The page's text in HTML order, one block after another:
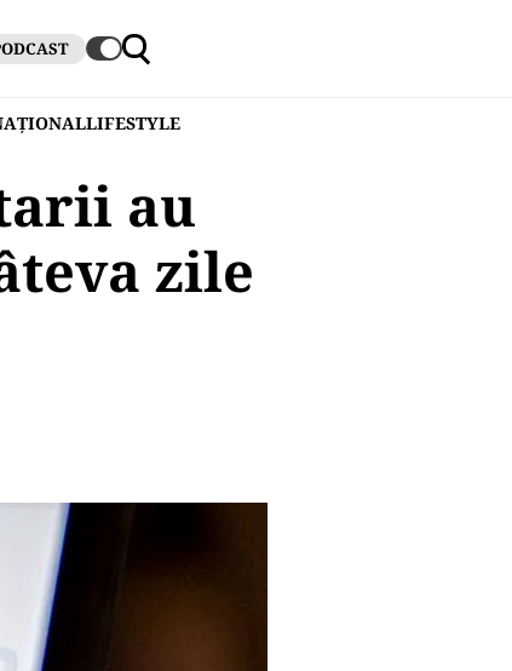
LIFESTYLE
au
zile